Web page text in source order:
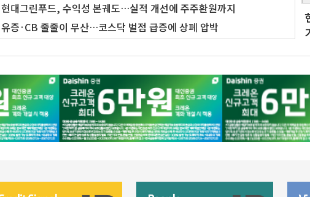
현대그린푸드, 수익성 본궤도…실적 개선에 주주환원까지
유증·CB 줄줄이 무산…코스닥 벌점 급증에 상폐 압박